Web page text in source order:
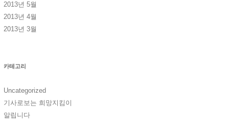
2013년 5월
2013년 4월
2013년 3월
카테고리
Uncategorized
기사로보는 희망지킴이
알립니다